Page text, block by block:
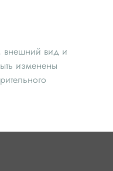
внешний вид и
изменены